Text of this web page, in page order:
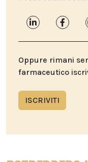
Oppure rimani
farmaceutico
ISCRIVITI